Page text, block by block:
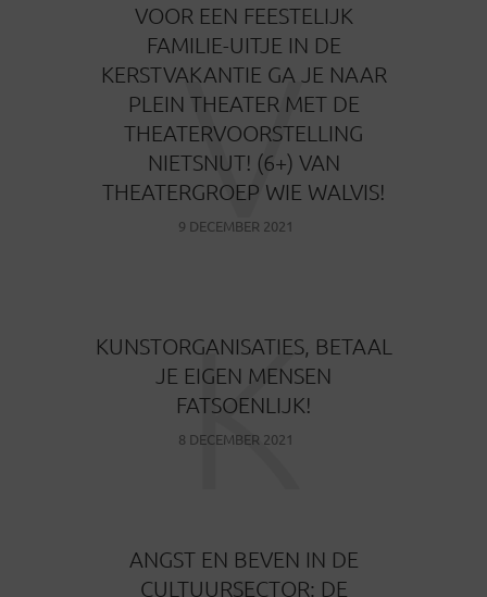
VOOR EEN FEESTELIJK
FAMILIE-UITJE IN DE
KERSTVAKANTIE GA JE NAAR
PLEIN THEATER MET DE
THEATERVOORSTELLING
NIETSNUT! (6+) VAN
THEATERGROEP WIE WALVIS!
9 DECEMBER 2021
V
KUNSTORGANISATIES, BETAAL
JE EIGEN MENSEN
FATSOENLIJK!
8 DECEMBER 2021
K
ANGST EN BEVEN IN DE
CULTUURSECTOR: DE